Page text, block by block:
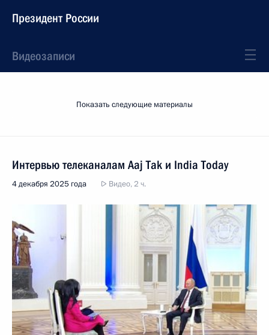
Президент России
Видеозаписи
Показать следующие материалы
Интервью телеканалам Aaj Tak и India Today
4 декабря 2025 года Видео, 2 ч.